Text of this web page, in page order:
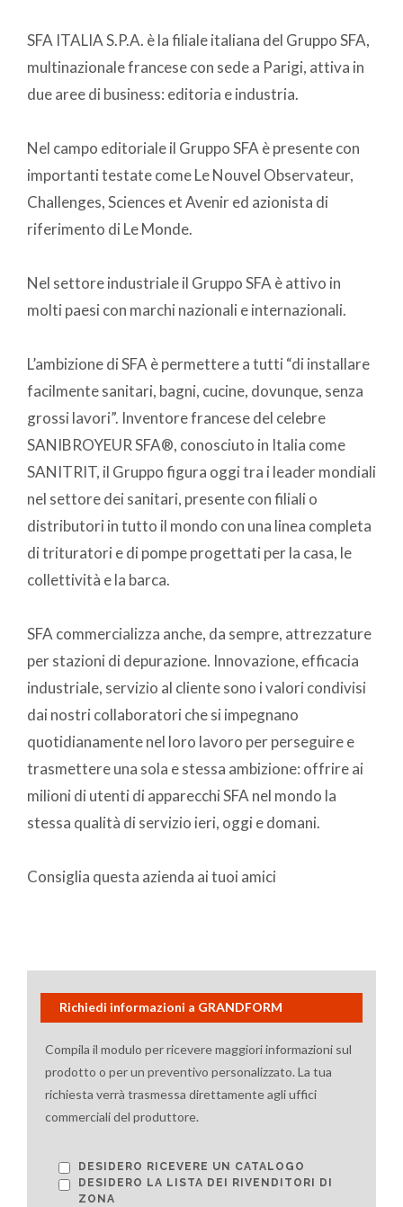
SFA ITALIA S.P.A. è la filiale italiana del Gruppo SFA,
multinazionale francese con sede a Parigi, attiva in
due aree di business: editoria e industria.
Nel campo editoriale il Gruppo SFA è presente con
importanti testate come Le Nouvel Observateur,
Challenges, Sciences et Avenir ed azionista di
riferimento di Le Monde.
Nel settore industriale il Gruppo SFA è attivo in
molti paesi con marchi nazionali e internazionali.
L’ambizione di SFA è permettere a tutti “di installare
facilmente sanitari, bagni, cucine, dovunque, senza
grossi lavori”. Inventore francese del celebre
SANIBROYEUR SFA®, conosciuto in Italia come
SANITRIT, il Gruppo figura oggi tra i leader mondiali
nel settore dei sanitari, presente con filiali o
distributori in tutto il mondo con una linea completa
di trituratori e di pompe progettati per la casa, le
collettività e la barca.
SFA commercializza anche, da sempre, attrezzature
per stazioni di depurazione. Innovazione, efficacia
industriale, servizio al cliente sono i valori condivisi
dai nostri collaboratori che si impegnano
quotidianamente nel loro lavoro per perseguire e
trasmettere una sola e stessa ambizione: offrire ai
milioni di utenti di apparecchi SFA nel mondo la
stessa qualità di servizio ieri, oggi e domani.
Consiglia questa azienda ai tuoi amici
Richiedi informazioni a GRANDFORM
Compila il modulo per ricevere maggiori informazioni sul
prodotto o per un preventivo personalizzato. La tua
richiesta verrà trasmessa direttamente agli uffici
commerciali del produttore.
DESIDERO RICEVERE UN CATALOGO
DESIDERO LA LISTA DEI RIVENDITORI DI
ZONA